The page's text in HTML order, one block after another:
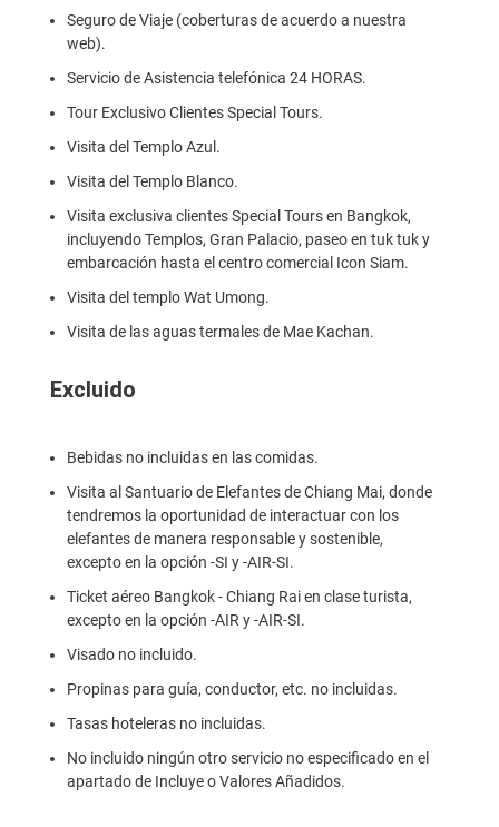
Seguro de Viaje (coberturas de acuerdo a nuestra
web).
Servicio de Asistencia telefónica 24 HORAS.
Tour Exclusivo Clientes Special Tours.
Visita del Templo Azul.
Visita del Templo Blanco.
Visita exclusiva clientes Special Tours en Bangkok,
incluyendo Templos, Gran Palacio, paseo en tuk tuk y
embarcación hasta el centro comercial Icon Siam.
Visita del templo Wat Umong.
Visita de las aguas termales de Mae Kachan.
Excluido
Bebidas no incluidas en las comidas.
Visita al Santuario de Elefantes de Chiang Mai, donde
tendremos la oportunidad de interactuar con los
elefantes de manera responsable y sostenible,
excepto en la opción -SI y -AIR-SI.
Ticket aéreo Bangkok - Chiang Rai en clase turista,
excepto en la opción -AIR y -AIR-SI.
Visado no incluido.
Propinas para guía, conductor, etc. no incluidas.
Tasas hoteleras no incluidas.
No incluido ningún otro servicio no especificado en el
apartado de Incluye o Valores Añadidos.